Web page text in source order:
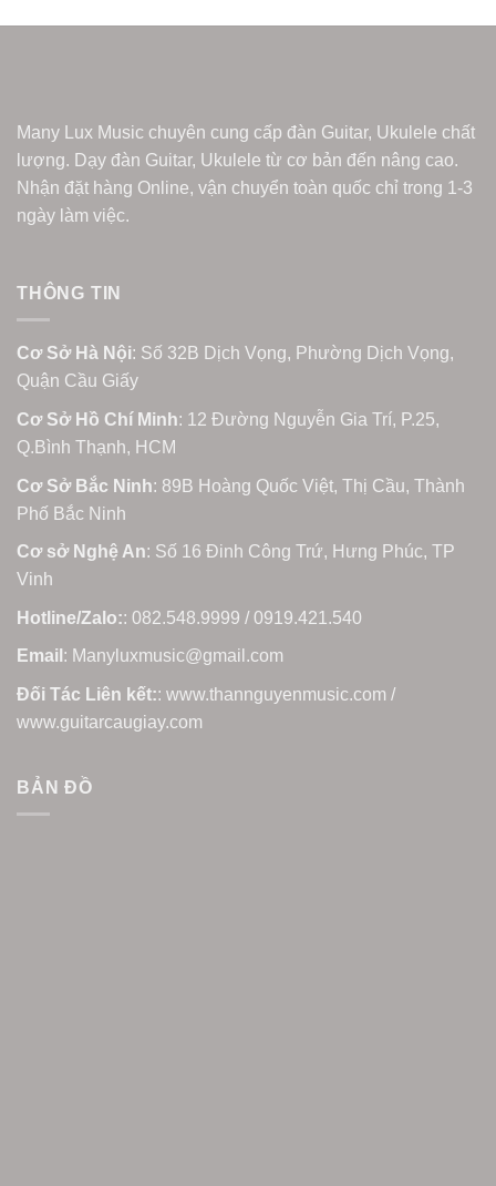
Many Lux Music chuyên cung cấp đàn Guitar, Ukulele chất
lượng. Dạy đàn Guitar, Ukulele từ cơ bản đến nâng cao.
Nhận đặt hàng Online, vận chuyển toàn quốc chỉ trong 1-3
ngày làm việc.
THÔNG TIN
Cơ Sở Hà Nội: Số 32B Dịch Vọng, Phường Dịch Vọng,
Quận Cầu Giấy
Cơ Sở Hồ Chí Minh: 12 Đường Nguyễn Gia Trí, P.25,
Q.Bình Thạnh, HCM
Cơ Sở Bắc Ninh: 89B Hoàng Quốc Việt, Thị Cầu, Thành
Phố Bắc Ninh
Cơ sở Nghệ An: Số 16 Đinh Công Trứ, Hưng Phúc, TP
Vinh
Hotline/Zalo:: 082.548.9999 / 0919.421.540
Email : Manyluxmusic@gmail.com
Đối Tác Liên kết:: www.thannguyenmusic.com /
www.guitarcaugiay.com
BẢN ĐỒ